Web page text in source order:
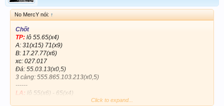
No MercY nói: ↑
Chốt
TP: lô 55.65(x4)
A: 31(x15) 71(x9)
B: 17.27.77(x6)
xc: 027.017
Đá: 55.03.13(x0,5)
3 càng: 555.865.103.213(x0,5)
------
LA: lô 55(x6) - 65(x4)
Click to expand...